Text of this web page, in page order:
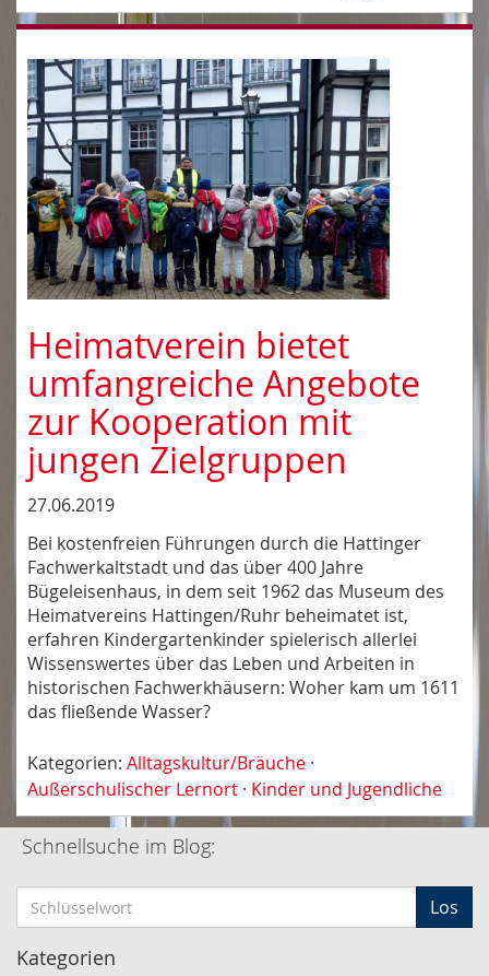
Heimatverein bietet
umfangreiche Angebote
zur Kooperation mit
jungen Zielgruppen
27.06.2019
Bei kostenfreien Führungen durch die Hattinger
Fachwerkaltstadt und das über 400 Jahre
Bügeleisenhaus, in dem seit 1962 das Museum des
Heimatvereins Hattingen/Ruhr beheimatet ist,
erfahren Kindergartenkinder spielerisch allerlei
Wissenswertes über das Leben und Arbeiten in
historischen Fachwerkhäusern: Woher kam um 1611
das fließende Wasser?
Kategorien: Alltagskultur/Bräuche ·
Außerschulischer Lernort · Kinder und Jugendliche
Schnellsuche im Blog:
c
h
Los
Kategorien